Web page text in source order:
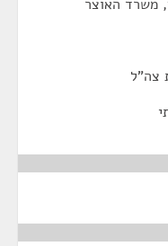
משרד האוצר
צה"ל